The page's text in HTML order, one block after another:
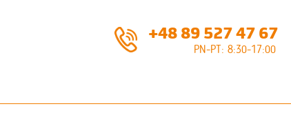
+48 89 527 47 67
PN-PT: 8:30-17:00